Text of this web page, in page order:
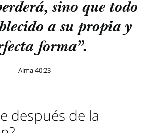
sino que todo
a su propia y
forma”.
Alma 40:23
después de la